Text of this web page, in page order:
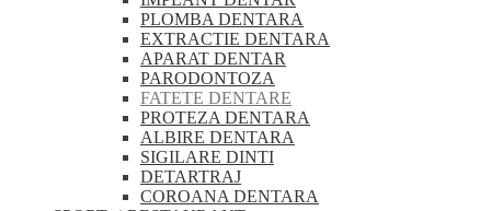
PLOMBA DENTARA
EXTRACTIE DENTARA
APARAT DENTAR
PARODONTOZA
FATETE DENTARE
PROTEZA DENTARA
ALBIRE DENTARA
SIGILARE DINTI
DETARTRAJ
COROANA DENTARA